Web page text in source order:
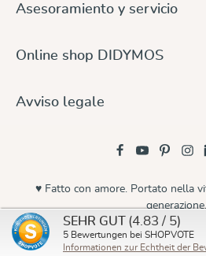
adattato a diverse forme del corpo,
Stabile dimensionalmente e
e rimane tale Cotone della migliore
indossare il vostro e i bambini
sicuro dalla nascita in poi, tutti per
Asesoramiento y servicio
Online shop DIDYMOS
Avviso legale
© 2026
♥ Fatto con amore. Portato nella
generazione.
SEHR GUT (4.83 / 5)
5 Bewertungen bei SHOPVOTE
Informationen zur Echtheit der